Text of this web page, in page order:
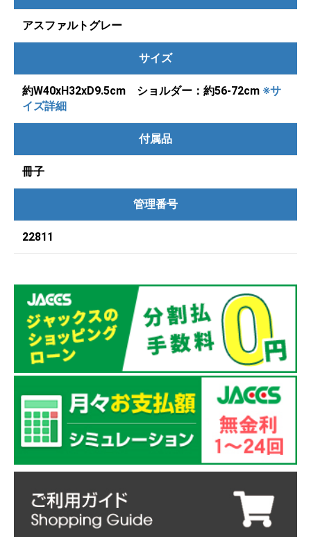
アスファルトグレー
サイズ
約W40xH32xD9.5cm ショルダー：約56-72cm ※サ
イズ詳細
付属品
冊子
管理番号
22811